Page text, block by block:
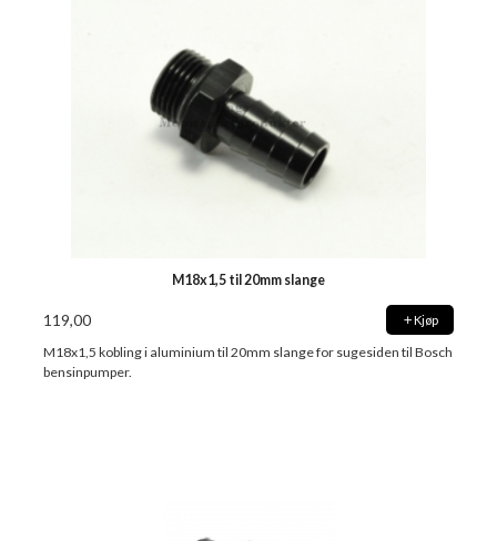
M18x1,5 til 20mm slange
119,00 Kjøp
M18x1,5 kobling i aluminium til 20mm slange for sugesiden til Bosch
bensinpumper.